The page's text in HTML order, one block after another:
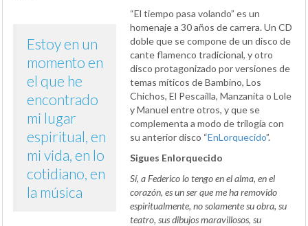
Estoy en un
momento en
el que he
encontrado
mi lugar
espiritual, en
mi vida, en lo
cotidiano, en
la música
“El tiempo pasa volando” es un
homenaje a 30 años de carrera. Un CD
doble que se compone de un disco de
cante flamenco tradicional, y otro
disco protagonizado por versiones de
temas míticos de Bambino, Los
Chichos, El Pescaílla, Manzanita o Lole
y Manuel entre otros, y que se
complementa a modo de trilogía con
su anterior disco “EnLorquecido”.
Sigues Enlorquecido
Sí, a Federico lo tengo en el alma, en el
corazón, es un ser que me ha removido
espiritualmente, no solamente su obra, su
teatro, sus dibujos maravillosos, su